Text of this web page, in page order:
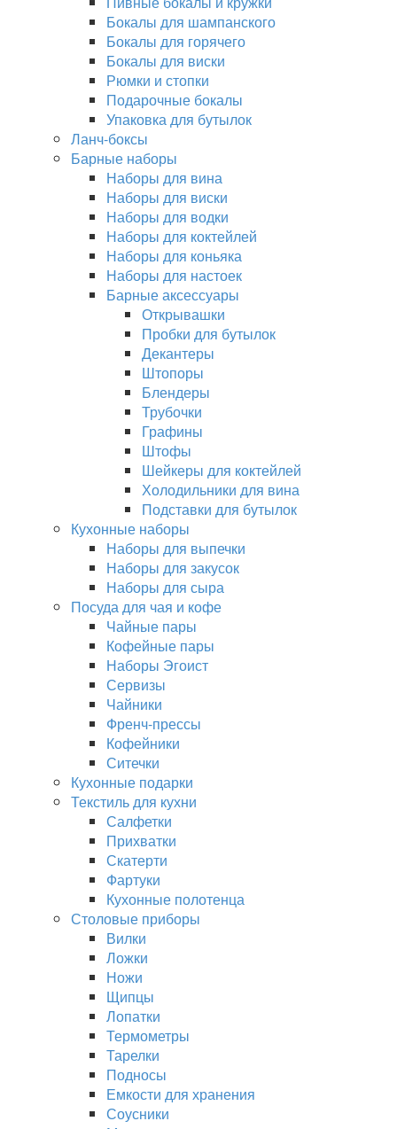
Бокалы для шампанского
Бокалы для горячего
Бокалы для виски
Рюмки и стопки
Подарочные бокалы
Упаковка для бутылок
Ланч-боксы
Барные наборы
Наборы для вина
Наборы для виски
Наборы для водки
Наборы для коктейлей
Наборы для коньяка
Наборы для настоек
Барные аксессуары
Открывашки
Пробки для бутылок
Декантеры
Штопоры
Блендеры
Трубочки
Графины
Штофы
Шейкеры для коктейлей
Холодильники для вина
Подставки для бутылок
Кухонные наборы
Наборы для выпечки
Наборы для закусок
Наборы для сыра
Посуда для чая и кофе
Чайные пары
Кофейные пары
Наборы Эгоист
Сервизы
Чайники
Френч-прессы
Кофейники
Ситечки
Кухонные подарки
Текстиль для кухни
Салфетки
Прихватки
Скатерти
Фартуки
Кухонные полотенца
Столовые приборы
Вилки
Ложки
Ножи
Щипцы
Лопатки
Термометры
Тарелки
Подносы
Емкости для хранения
Соусники